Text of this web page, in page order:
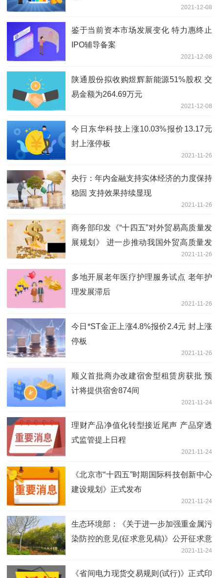
2021-12-08
鉴于当前资本市场发展变化 特力惠终止
IPO辅导备案
2021-12-08
陕通股份拟收购煜辉新能源51%股权 交
易金额为264.69万元
2021-12-08
今日东华科技上涨10.03%报价13.17元
封上涨停板
2021-11-26
央行：年内金融支持实体经济的力度保持
稳固 支持效果持续显现
2021-11-26
商务部印发《“十四五”对外贸易高质量发
展规划》 进一步推动我国外贸高质量发
2021-11-26
多地开展老年医疗护理服务试点 老年护
理发展滞后
2021-11-26
今日*ST金正上涨4.8%报价2.4元 封上涨
停板
2021-11-26
顺义首批商办改建宿舍型租赁房获批 预
计将提供宿舍874间
2021-11-24
理财产品净值化转型接近尾声 产品穿透
式监管提上日程
2021-11-24
《北京市“十四五”时期国际科技创新中心
建设规划》正式发布
2021-11-24
生态环境部：《关于进一步加强重金属污
染防控的意见(征求意见稿)》公开征求意
2021-11-24
《省间电力现货交易规则(试行)》正式印